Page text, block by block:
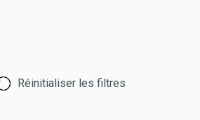
Réinitialiser les filtres